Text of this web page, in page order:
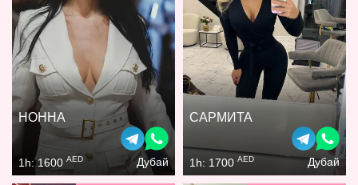
НОННА
1h: 1600 AED Дубай
САРМИТА
1h: 1700 AED Дубай